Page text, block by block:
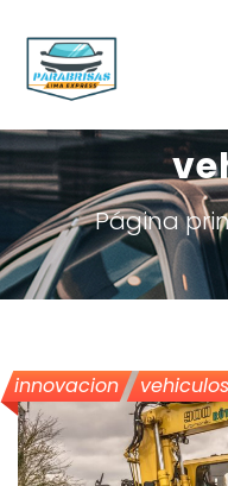
Local
Celular
904169738 / 946615522
Página
innovacion vehiculos